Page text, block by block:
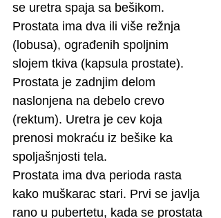
se uretra spaja sa bešikom.
Prostata ima dva ili više režnja
(lobusa), ograđenih spoljnim
slojem tkiva (kapsula prostate).
Prostata je zadnjim delom
naslonjena na debelo crevo
(rektum). Uretra je cev koja
prenosi mokraću iz bešike ka
spoljašnjosti tela.
Prostata ima dva perioda rasta
kako muškarac stari. Prvi se javlja
rano u pubertetu, kada se prostata